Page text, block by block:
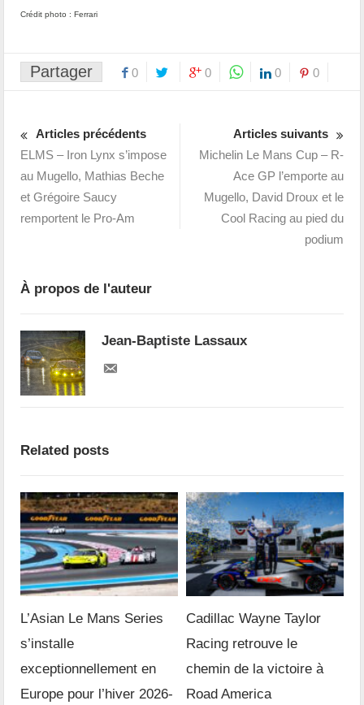
Crédit photo : Ferrari
Partager 0 0 0 0
Articles précédents
ELMS – Iron Lynx s’impose
au Mugello, Mathias Beche
et Grégoire Saucy
remportent le Pro-Am
Articles suivants
Michelin Le Mans Cup – R-
Ace GP l’emporte au
Mugello, David Droux et le
Cool Racing au pied du
podium
À propos de l'auteur
Jean-Baptiste Lassaux
Related posts
L’Asian Le Mans Series
s’installe
exceptionnellement en
Europe pour l’hiver 2026-
Cadillac Wayne Taylor
Racing retrouve le
chemin de la victoire à
Road America